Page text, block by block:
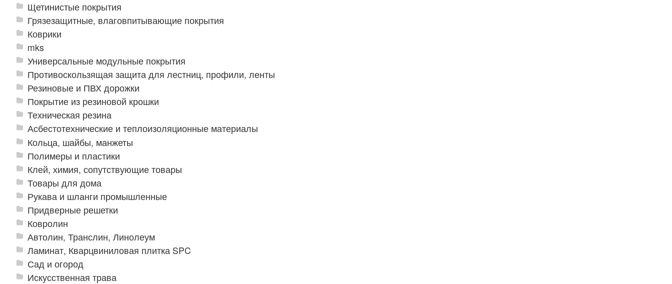
Щетинистые покрытия
Грязезащитные, влаговпитывающие покрытия
Коврики
mks
Универсальные модульные покрытия
Противоскользящая защита для лестниц, профили, ленты
Резиновые и ПВХ дорожки
Покрытие из резиновой крошки
Техническая резина
Асбестотехнические и теплоизоляционные материалы
Кольца, шайбы, манжеты
Полимеры и пластики
Клей, химия, сопутствующие товары
Товары для дома
Рукава и шланги промышленные
Придверные решетки
Ковролин
Автолин, Транслин, Линолеум
Ламинат, Кварцвиниловая плитка SPC
Сад и огород
Искусственная трава